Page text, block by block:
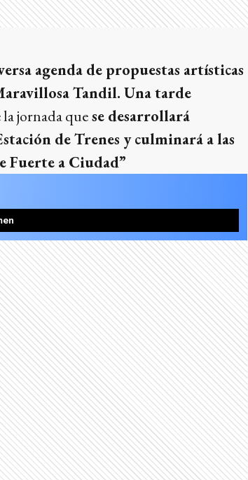
agenda de propuestas artísticas
Tandil. Una tarde
jornada quese desarrollará
de Trenes y culminará a las
Fuerte a Ciudad”